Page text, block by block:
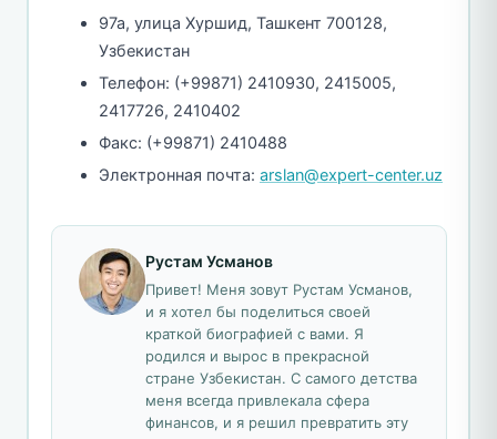
97а, улица Хуршид, Ташкент 700128,
Узбекистан
Телефон: (+99871) 2410930, 2415005,
2417726, 2410402
Факс: (+99871) 2410488
Электронная почта: arslan@expert-center.uz
Рустам Усманов
Привет! Меня зовут Рустам Усманов,
и я хотел бы поделиться своей
краткой биографией с вами. Я
родился и вырос в прекрасной
стране Узбекистан. С самого детства
меня всегда привлекала сфера
финансов, и я решил превратить эту